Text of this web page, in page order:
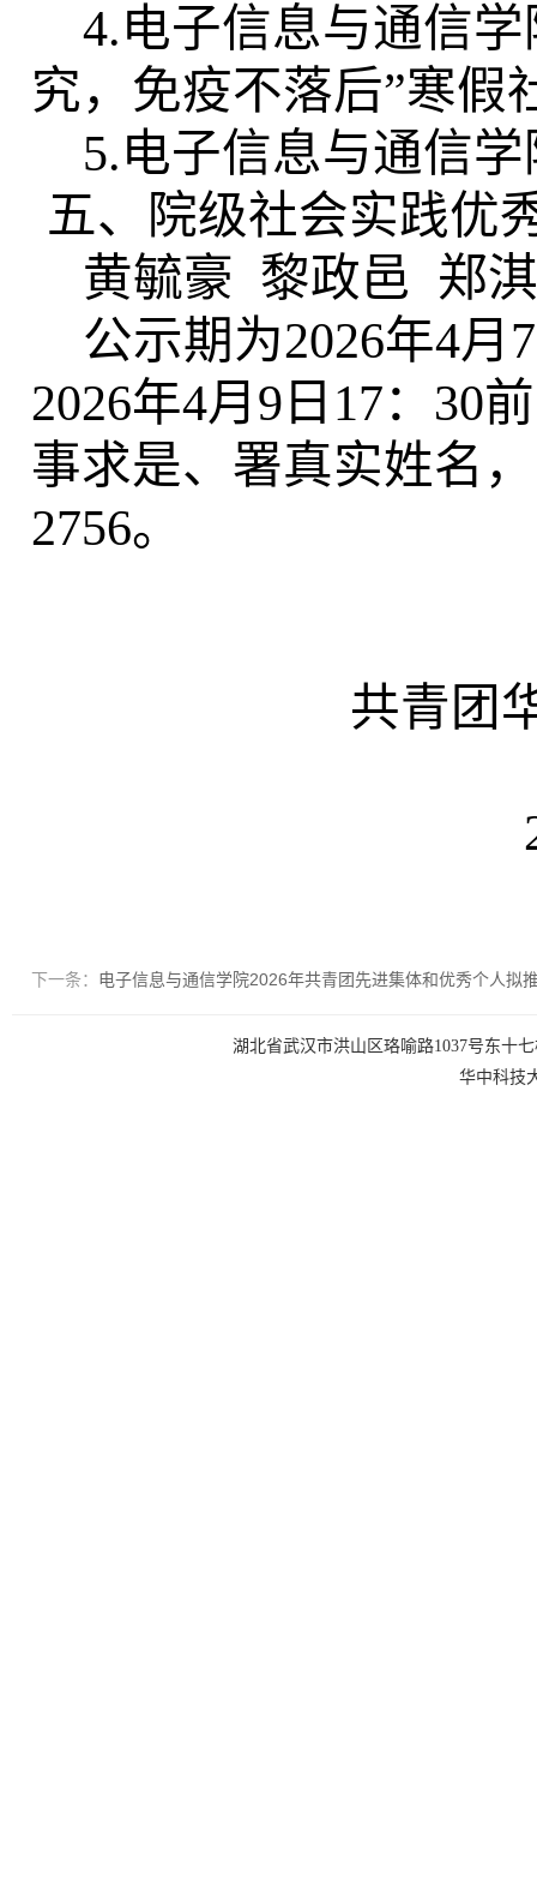
4.电子信息与通信
究，免疫不落后”寒假
5.电子信息与通信
五、院级社会实践优
黄毓豪 黎政邑 郑
公示期为2026年4月 7
2026年4月 9 日 17： 30
事求是、署真实姓名
2756。
共青团
下一条： 电子信息与通信学院2026年共青团先进集体和优秀个人拟
湖北省武汉市洪山区珞喻路1037号东十
华中科技